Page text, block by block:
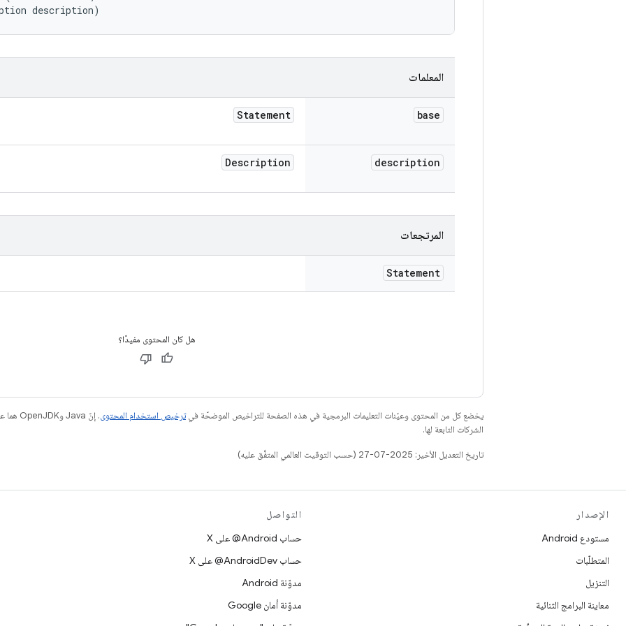
description)
المعلمات
base
Statement
description
Description
المرتجعات
Statement
هل كان المحتوى مفيدًا؟
يخضع كل من المحتوى وعيّنات التعليمات البرمجية في هذه الصفحة للتراخيص الموضحّة فيترخيص استخدام المحتوى
الشركات التابعة لها.
تاريخ التعديل الأخير: 2025-07-27 (حسب التوقيت العالمي المتفَّق عليه)
الإصدار
مستودع Android
المتطلّبات
التنزيل
معاينة البرامج الثنائية
التواصل
حساب ‎@Android على X
حساب ‎@AndroidDev على X
مدوّنة Android
مدوّنة أمان Google